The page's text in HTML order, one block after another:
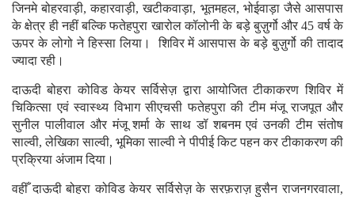
जिनमे बोहरवाड़ी, कहारवाड़ी, खटीकवाड़ा, भूतमहल, भोईवाड़ा जैसे आसपास
के क्षेत्र ही नहीं बल्कि फतेहपुरा खारोल कॉलोनी के बड़े बुज़ुर्गो और 45 वर्ष के
ऊपर के लोगो ने हिस्सा लिया। शिविर में आसपास के बड़े बुज़ुर्गो की तादाद
ज्यादा रही।
दाऊदी बोहरा कोविड केयर सर्विसेज़ द्वारा आयोजित टीकाकरण शिविर में
चिकित्सा एवं स्वास्थ्य विभाग सीएचसी फतेहपुरा की टीम मंजू राजपूत और
सुनील पालीवाल और मंजू शर्मा के साथ डॉ शबनम एवं उनकी टीम संतोष
साल्वी, लेखिका साल्वी, भूमिका साल्वी ने पीपीई किट पहन कर टीकाकरण की
प्रक्रिया अंजाम दिया।
वहीँ दाऊदी बोहरा कोविड केयर सर्विसेज़ के सरफ़राज़ हुसैन राजनगरवाला,